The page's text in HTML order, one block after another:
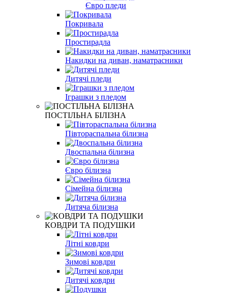
Євро пледи
Покривала
Простирадла
Накидки на диван, наматрасники
Дитячі пледи
Іграшки з пледом
ПОСТІЛЬНА БІЛІЗНА
Півтораспальна білизна
Двоспальна білизна
Євро білизна
Сімейна білизна
Дитяча білизна
КОВДРИ ТА ПОДУШКИ
Літні ковдри
Зимові ковдри
Дитячі ковдри